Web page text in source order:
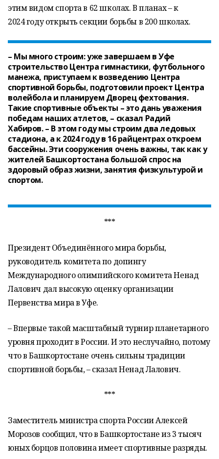
этим видом спорта в 62 школах. В планах – к
2024 году открыть секции борьбы в 200 школах.
– Мы много строим: уже завершаем в Уфе
строительство Центра гимнастики, футбольного
манежа, приступаем к возведению Центра
спортивной борьбы, подготовили проект Центра
волейбола и планируем Дворец фехтования.
Такие спортивные объекты – это дань уважения
победам наших атлетов, – сказал Радий
Хабиров. – В этом году мы строим два ледовых
стадиона, а к 2024 году в 16 райцентрах откроем
бассейны. Эти сооружения очень важны, так как у
жителей Башкортостана большой спрос на
здоровый образ жизни, занятия физкультурой и
спортом.
***
Президент Объединённого мира борьбы,
руководитель комитета по допингу
Международного олимпийского комитета Ненад
Лалович дал высокую оценку организации
Первенства мира в Уфе.
– Впервые такой масштабный турнир планетарного
уровня проходит в России. И это неслучайно, потому
что в Башкортостане очень сильны традиции
спортивной борьбы, – сказал Ненад Лалович.
***
Заместитель министра спорта России Алексей
Морозов сообщил, что в Башкортостане из 3 тысяч
юных борцов половина имеет спортивные разряды.